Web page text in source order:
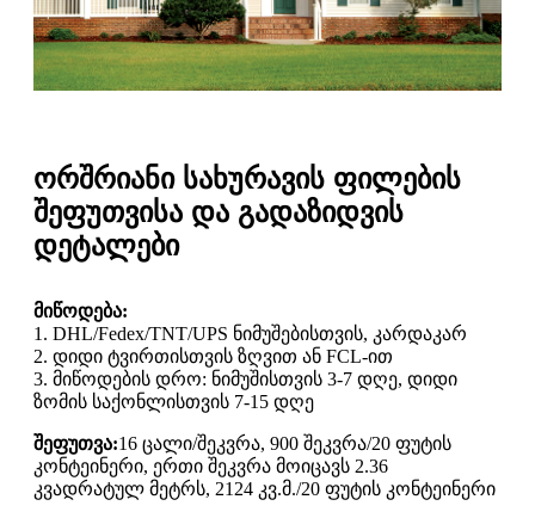
ორშრიანი სახურავის ფილების
შეფუთვისა და გადაზიდვის
დეტალები
მიწოდება:
1. DHL/Fedex/TNT/UPS ნიმუშებისთვის, კარდაკარ
2. დიდი ტვირთისთვის ზღვით ან FCL-ით
3. მიწოდების დრო: ნიმუშისთვის 3-7 დღე, დიდი
ზომის საქონლისთვის 7-15 დღე
შეფუთვა:16 ცალი/შეკვრა, 900 შეკვრა/20 ფუტის
კონტეინერი, ერთი შეკვრა მოიცავს 2.36
კვადრატულ მეტრს, 2124 კვ.მ./20 ფუტის კონტეინერი